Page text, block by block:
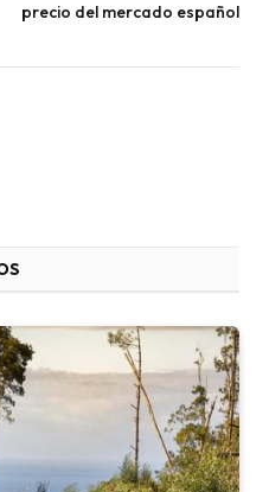
precio del mercado español